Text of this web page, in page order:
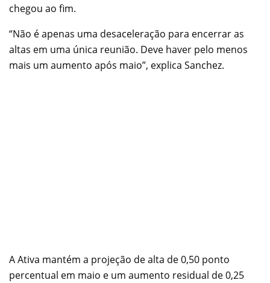
chegou ao fim.
“Não é apenas uma desaceleração para encerrar as
altas em uma única reunião. Deve haver pelo menos
mais um aumento após maio”, explica Sanchez.
A Ativa mantém a projeção de alta de 0,50 ponto
percentual em maio e um aumento residual de 0,25